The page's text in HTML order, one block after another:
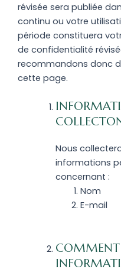
révisée sera publiée
continu ou votre
période constituera
de confidentialité
recommandons donc
cette page.
Nous
informations
concernant :
Nom
E-mail
COMMENT